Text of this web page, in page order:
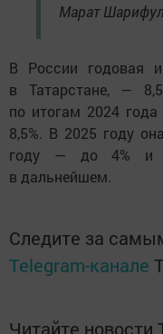
Марат
В России годовая
в Татарстане, —
по итогам 2024
8,5%. В 2025 году
году — до 4% и
в дальнейшем.
Следите за
Telegram-канале
Читайте новости